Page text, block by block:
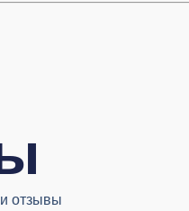
отзывы